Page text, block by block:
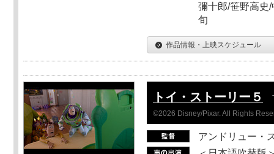
彌十郎/笹野高史
旬
作品情報・上映スケジュール
トイ・ストーリー５
©2026 Disney/Pixar. All Rights
アンドリュー・